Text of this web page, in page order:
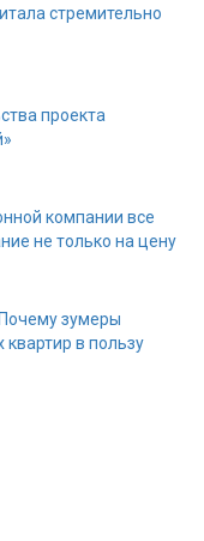
стремительно
проекта
компании все
не только на цену
зумеры
в пользу